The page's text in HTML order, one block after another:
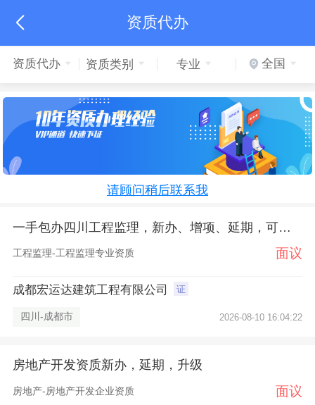
 资质代办
资质代办 资质类别 专业 全国
请顾问稍后联系我
一手包办四川工程监理，新办、增项、延期，可包人员
工程监理-工程监理专业资质 面议
成都宏运达建筑工程有限公司 证
四川-成都市 2026-08-10 16:04:22
房地产开发资质新办，延期，升级
房地产-房地产开发企业资质 面议